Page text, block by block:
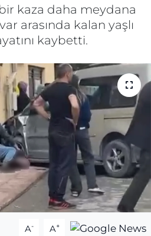
kaza daha meydana
arasında kalan yaşlı
kaybetti.
A- A+